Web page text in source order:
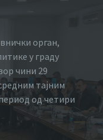
орган,
у граду
чини 29
тајним
од четири